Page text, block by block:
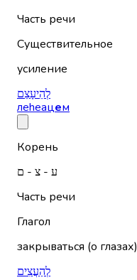
Часть речи
Существительное
усиление
לְהֵיעָצֵם
леhеацем
Корень
ע - צ - ם
Часть речи
Глагол
закрываться (о глазах)
לְהַעֲצִים